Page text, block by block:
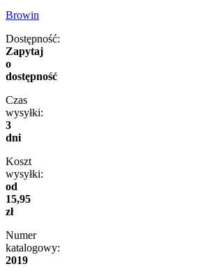
Browin
Dostępność:
Zapytaj
o
dostępność
Czas
wysyłki:
3
dni
Koszt
wysyłki:
od
15,95
zł
Numer
katalogowy:
2019